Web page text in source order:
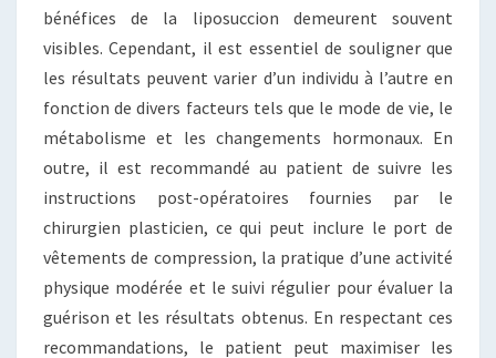
bénéfices de la liposuccion demeurent souvent
visibles. Cependant, il est essentiel de souligner que
les résultats peuvent varier d’un individu à l’autre en
fonction de divers facteurs tels que le mode de vie, le
métabolisme et les changements hormonaux. En
outre, il est recommandé au patient de suivre les
instructions post-opératoires fournies par le
chirurgien plasticien, ce qui peut inclure le port de
vêtements de compression, la pratique d’une activité
physique modérée et le suivi régulier pour évaluer la
guérison et les résultats obtenus. En respectant ces
recommandations, le patient peut maximiser les